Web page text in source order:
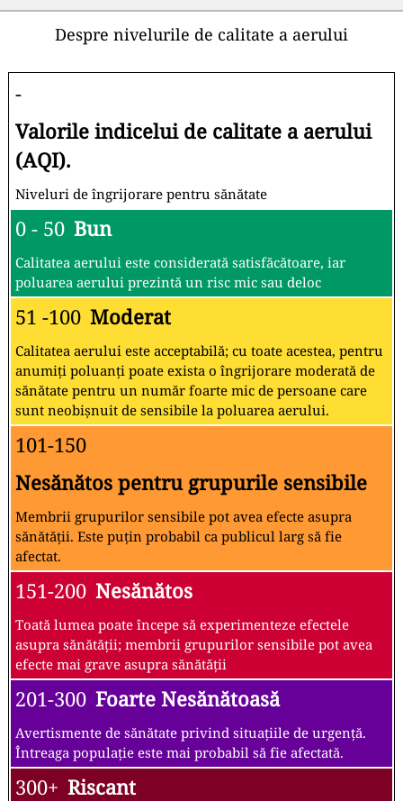
Despre nivelurile de calitate a aerului
-
Valorile indicelui de calitate a aerului
(AQI).
Niveluri de îngrijorare pentru sănătate
0 - 50 Bun
Calitatea aerului este considerată satisfăcătoare, iar
poluarea aerului prezintă un risc mic sau deloc
51 -100 Moderat
Calitatea aerului este acceptabilă; cu toate acestea, pentru
anumiți poluanți poate exista o îngrijorare moderată de
sănătate pentru un număr foarte mic de persoane care
sunt neobișnuit de sensibile la poluarea aerului.
101-150
Nesănătos pentru grupurile sensibile
Membrii grupurilor sensibile pot avea efecte asupra
sănătății. Este puțin probabil ca publicul larg să fie
afectat.
151-200 Nesănătos
Toată lumea poate începe să experimenteze efectele
asupra sănătății; membrii grupurilor sensibile pot avea
efecte mai grave asupra sănătății
201-300 Foarte Nesănătoasă
Avertismente de sănătate privind situațiile de urgență.
Întreaga populație este mai probabil să fie afectată.
300+ Riscant